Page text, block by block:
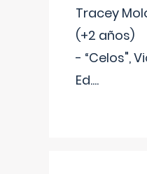
Tracey
(+2 años)
- “Celos",
Ed....